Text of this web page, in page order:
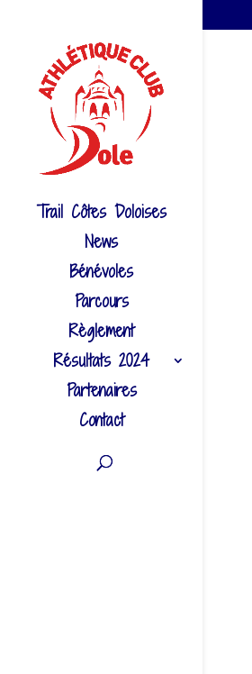
Trail Côtes Doloises
News
Bénévoles
Parcours
Règlement
Résultats 2024
Partenaires
Contact